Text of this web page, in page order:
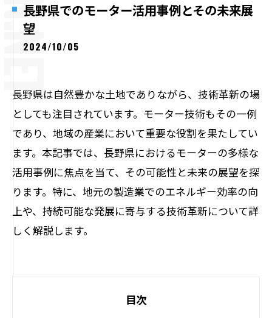
長野県でのモーター活用事例とその未来展
望
2024/10/05
長野県は自然豊かな土地でありながら、技術革新の場
としても注目されています。モーター技術もその一例
であり、地域の産業において重要な役割を果たしてい
ます。本記事では、長野県におけるモーターの多様な
活用事例に焦点を当て、その可能性と未来の展望を探
ります。特に、地元の製造業でのエネルギー効率の向
上や、持続可能な発展に寄与する技術革新について詳
しく解説します。
目次